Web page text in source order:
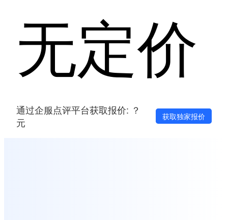
无定价
通过企服点评平台获取报价: ？
元
获取独家报价